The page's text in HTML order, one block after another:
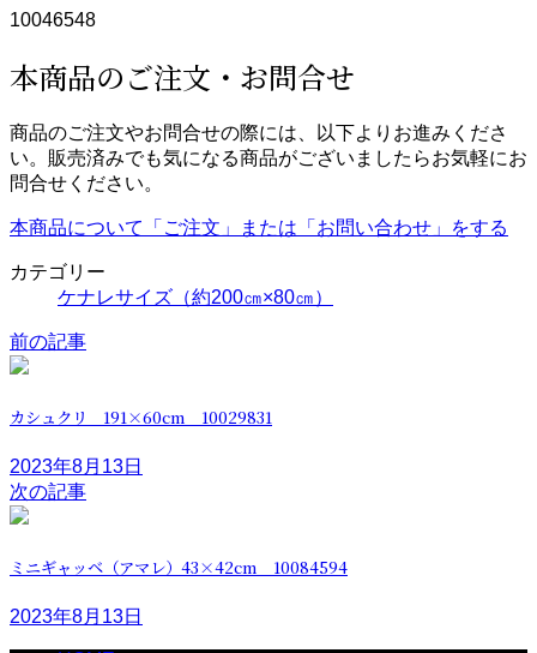
10046548
本商品のご注文・お問合せ
商品のご注文やお問合せの際には、以下よりお進みくださ
い。販売済みでも気になる商品がございましたらお気軽にお
問合せください。
本商品について「ご注文」または「お問い合わせ」をする
カテゴリー
ケナレサイズ（約200㎝×80㎝）
前の記事
カシュクリ 191×60cm 10029831
2023年8月13日
次の記事
ミニギャッベ（アマレ）43×42cm 10084594
2023年8月13日